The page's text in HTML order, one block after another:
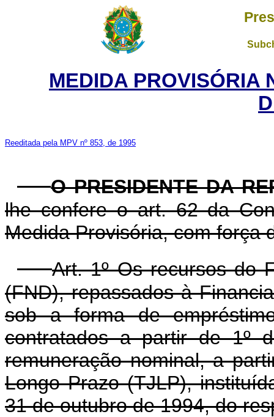
MEDIDA PROVISÓRIA
Reeditada pela MPV nº 853, de 1995
O PRESIDENTE DA
lhe confere o art. 62 da
Medida Provisória, com força
Art. 1º Os recursos do
(FND), repassados à
sob a forma de
contratados a partir de 1º
remuneração nominal, a
Longo Prazo (TJLP),
31 de outubro de 1994, do